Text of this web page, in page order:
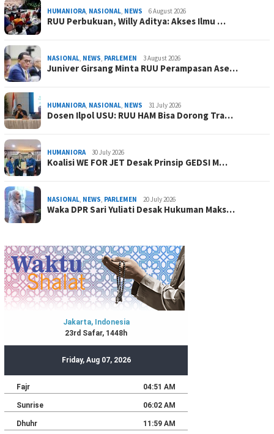
HUMANIORA, NASIONAL, NEWS 6 August 2026
RUU Perbukuan, Willy Aditya: Akses Ilmu …
NASIONAL, NEWS, PARLEMEN 3 August 2026
Juniver Girsang Minta RUU Perampasan Ase…
HUMANIORA, NASIONAL, NEWS 31 July 2026
Dosen Ilpol USU: RUU HAM Bisa Dorong Tra…
HUMANIORA 30 July 2026
Koalisi WE FOR JET Desak Prinsip GEDSI M…
NASIONAL, NEWS, PARLEMEN 20 July 2026
Waka DPR Sari Yuliati Desak Hukuman Maks…